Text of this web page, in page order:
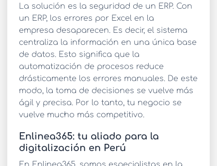
La solución es la seguridad de un ERP. Con
un ERP, los errores por Excel en la
empresa desaparecen. Es decir, el sistema
centraliza la información en una única base
de datos. Esto significa que la
automatización de procesos reduce
drásticamente los errores manuales. De este
modo, la toma de decisiones se vuelve más
ágil y precisa. Por lo tanto, tu negocio se
vuelve mucho más competitivo.
Enlinea365: tu aliado para la
digitalización en Perú